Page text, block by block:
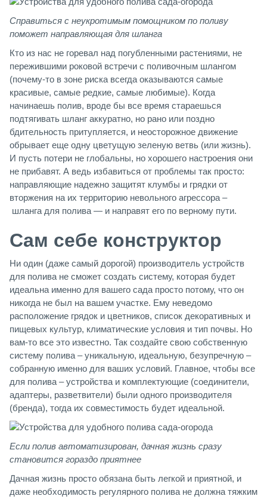
Справиться с неукротимым помощником по поливу
поможет направляющая для шланга
Кто из нас не горевал над погубленными растениями, не
пережившими роковой встречи с поливочным шлангом
(почему-то в зоне риска всегда оказываются самые
красивые, самые редкие, самые любимые). Когда
начинаешь полив, вроде бы все время стараешься
подтягивать шланг аккуратно, но рано или поздно
бдительность притупляется, и неосторожное движение
обрывает еще одну цветущую зеленую ветвь (или жизнь).
И пусть потери не глобальны, но хорошего настроения они
не прибавят. А ведь избавиться от проблемы так просто:
направляющие надежно защитят клумбы и грядки от
вторжения на их территорию невольного агрессора –
шланга для полива — и направят его по верному пути.
Сам себе конструктор
Ни один (даже самый дорогой) производитель устройств
для полива не сможет создать систему, которая будет
идеальна именно для вашего сада просто потому, что он
никогда не был на вашем участке. Ему неведомо
расположение грядок и цветников, список декоративных и
пищевых культур, климатические условия и тип почвы. Но
вам-то все это известно. Так создайте свою собственную
систему полива – уникальную, идеальную, безупречную –
собранную именно для ваших условий. Главное, чтобы все
для полива – устройства и комплектующие (соединители,
адаптеры, разветвители) были одного производителя
(бренда), тогда их совместимость будет идеальной.
Если полив автоматизирован, дачная жизнь сразу
становится гораздо приятнее
Дачная жизнь просто обязана быть легкой и приятной, и
даже необходимость регулярного полива не должна тяжким